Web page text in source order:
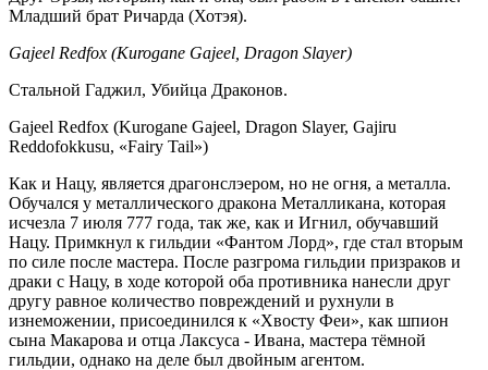
Младший брат Ричарда (Хотэя).
Gajeel Redfox (Kurogane Gajeel, Dragon Slayer)
Стальной Гаджил, Убийца Драконов.
Gajeel Redfox (Kurogane Gajeel, Dragon Slayer, Gajiru
Reddofokkusu, «Fairy Tail»)
Как и Нацу, является драгонслэером, но не огня, а металла.
Обучался у металлического дракона Металликана, которая
исчезла 7 июля 777 года, так же, как и Игнил, обучавший
Нацу. Примкнул к гильдии «Фантом Лорд», где стал вторым
по силе после мастера. После разгрома гильдии призраков и
драки с Нацу, в ходе которой оба противника нанесли друг
другу равное количество повреждений и рухнули в
изнеможении, присоединился к «Хвосту Феи», как шпион
сына Макарова и отца Лаксуса - Ивана, мастера тёмной
гильдии, однако на деле был двойным агентом.